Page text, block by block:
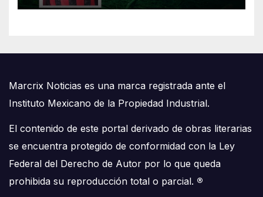
Marcrix Noticias es una marca registrada ante el
Instituto Mexicano de la Propiedad Industrial.
El contenido de este portal derivado de obras literarias
se encuentra protegido de conformidad con la Ley
Federal del Derecho de Autor por lo que queda
prohibida su reproducción total o parcial. ®